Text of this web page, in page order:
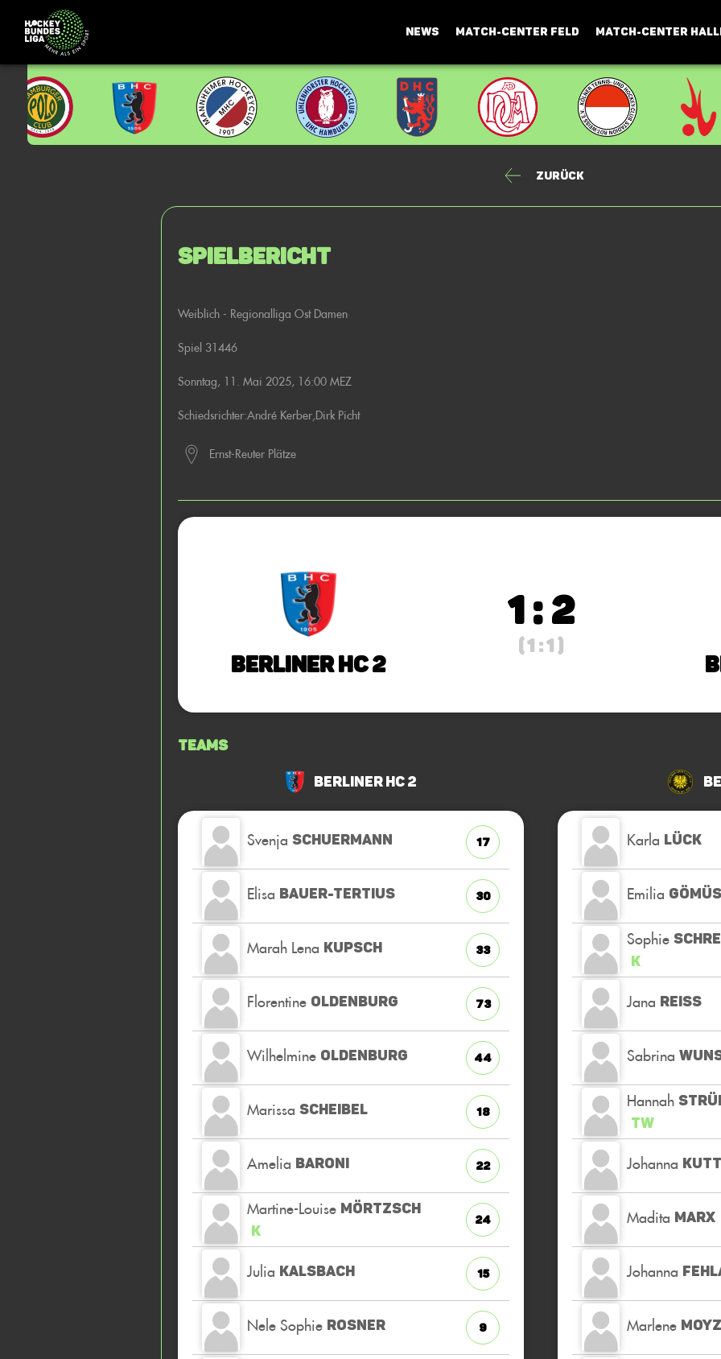
NEWS MATCH-CENTER FELD MATCH-CENTER
Zurück
Spielbericht
Weiblich - Regionalliga Ost Damen
Spiel 31446
Sonntag, 11. Mai 2025, 16:00 MEZ
Schiedsrichter:André Kerber,Dirk Picht
Ernst-Reuter Plätze
Berliner HC 2
1 : 2
( 1 : 1 )
Teams
Berliner HC 2
Svenja SCHUERMANN 17
Elisa BAUER-TERTIUS 30
Marah Lena KUPSCH 33
Florentine OLDENBURG 73
Wilhelmine OLDENBURG 44
Marissa SCHEIBEL 18
Amelia BARONI 22
Martine-Louise MÖRTZSCH
K
24
Julia KALSBACH 15
Nele Sophie ROSNER 9
Karla LÜCK
Emilia
Sophie
K
Jana REISS
Sabrina
Hannah
TW
Johanna KUTT
Madita MARX
Johanna
Marlene